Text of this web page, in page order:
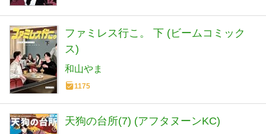
ファミレス行こ。 下 (ビームコミック
ス)
和山やま
1175
天狗の台所(7) (アフタヌーンKC)